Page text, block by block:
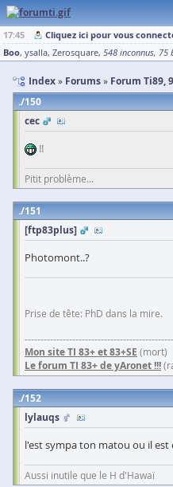
17:45 Cliquez ici pour vous
Boo ysalla Zerosquare 548 inconnus 75
Index Forums Forum Ti89,
150
cec
!!
Pitit problème...
151
[ftp83plus]
Photomont..?
Prise de tête: PhD dans la mire.
Mon site TI 83+ et 83+SE (mort)
Le forum TI 83+ de yAronet !!!
152
lylauqs
l'est sympa ton matou ou il est
Aussi inutile que le H d'Hawaï